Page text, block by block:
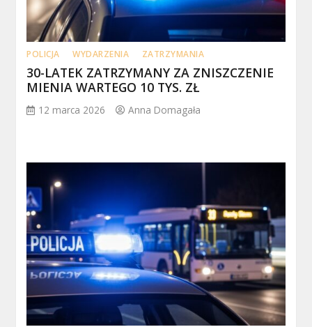
POLICJA WYDARZENIA ZATRZYMANIA
30-LATEK ZATRZYMANY ZA ZNISZCZENIE
MIENIA WARTEGO 10 TYS. ZŁ
12 marca 2026 Anna Domagała